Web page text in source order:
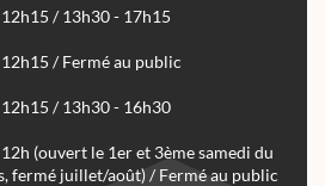
/ 13h30 - 17h15
/ Fermé au public
/ 13h30 - 16h30
(ouvert le 1er et 3ème samedi du
fermé juillet/août) / Fermé au public